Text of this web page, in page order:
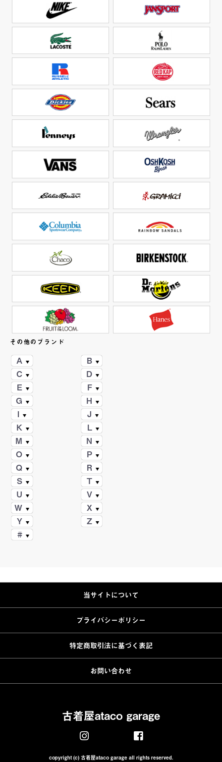
その他のブランド
A
B
C
D
E
F
G
H
J
K
M
N
O
P
Q
R
S
T
U
V
W
X
Y
Z
#
当サイトについて
プライバシーポリシー
特定商取引法に基づく表記
お問い合わせ
古着屋ataco garage
copyright (c) 古着屋ataco garage all rights reserved.